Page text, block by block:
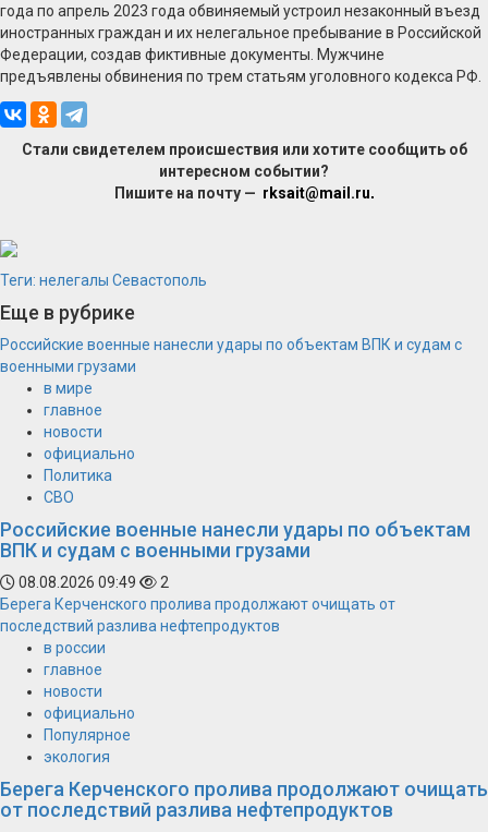
года по апрель 2023 года обвиняемый устроил незаконный въезд
иностранных граждан и их нелегальное пребывание в Российской
Федерации, создав фиктивные документы. Мужчине
предъявлены обвинения по трем статьям уголовного кодекса РФ.
Стали свидетелем происшествия или хотите сообщить об
интересном событии?
Пишите на почту — rksait@mail.ru.
Теги: нелегалы Севастополь
Еще в рубрике
Российские военные нанесли удары по объектам ВПК и судам с
военными грузами
в мире
главное
новости
официально
Политика
СВО
Российские военные нанесли удары по объектам
ВПК и судам с военными грузами
08.08.2026 09:49
2
Берега Керченского пролива продолжают очищать от
последствий разлива нефтепродуктов
в россии
главное
новости
официально
Популярное
экология
Берега Керченского пролива продолжают очищать
от последствий разлива нефтепродуктов